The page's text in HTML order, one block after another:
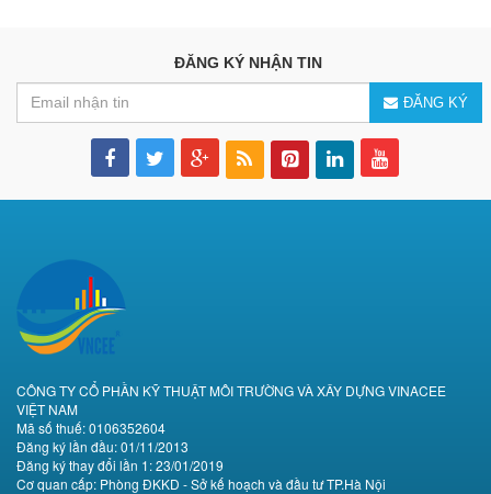
ĐĂNG KÝ NHẬN TIN
ĐĂNG KÝ
CÔNG TY CỔ PHẦN KỸ THUẬT MÔI TRƯỜNG VÀ XÂY DỰNG VINACEE
VIỆT NAM
Mã số thuế: 0106352604
Đăng ký lần đầu: 01/11/2013
Đăng ký thay đổi lần 1: 23/01/2019
Cơ quan cấp: Phòng ĐKKD - Sở kế hoạch và đầu tư TP.Hà Nội